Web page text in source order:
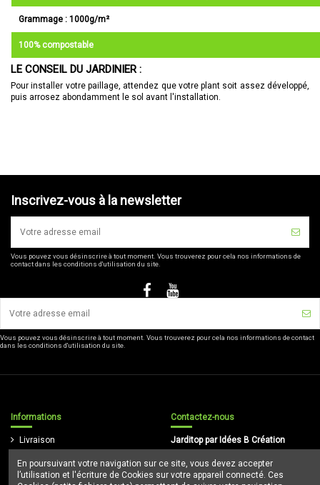
Grammage : 1000g/m²
100% compostable
LE CONSEIL DU JARDINIER :
Pour installer votre paillage, attendez que votre plant soit assez développé,
puis arrosez abondamment le sol avant l'installation.
Inscrivez-vous à la newsletter
Vous pouvez vous désinscrire à tout moment. Vous trouverez pour cela nos informations de
contact dans les conditions d'utilisation du site.
Vous pouvez vous désinscrire à tout moment. Vous trouverez pour cela nos informations de contact
dans les conditions d'utilisation du site.
Informations
Livraison
Conditions d'utilisation
Contactez-nous
Jarditop par Idées B Création
16/5, rue de la Poterne 59310
Orchies
En poursuivant votre navigation sur ce site, vous devez accepter
l’utilisation et l'écriture de Cookies sur votre appareil connecté. Ces